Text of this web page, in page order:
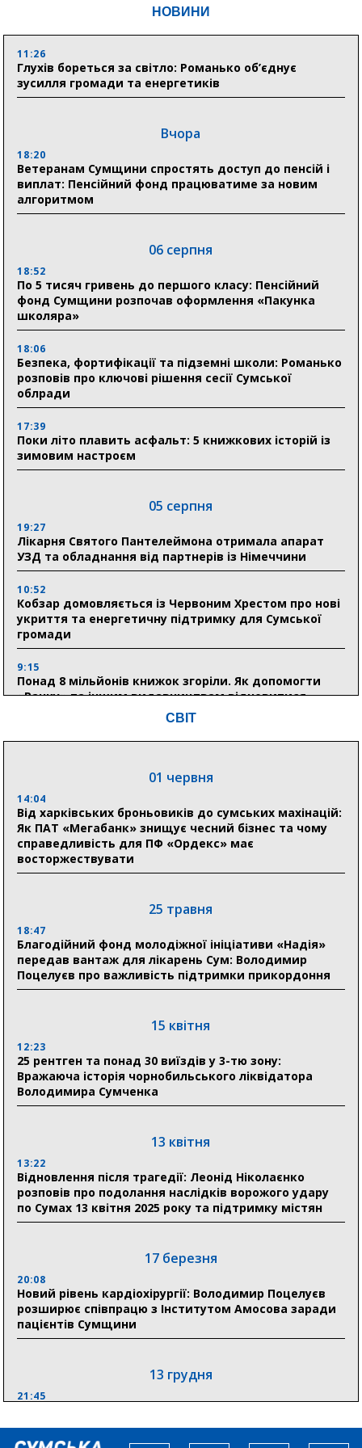
НОВИНИ
11:26
Глухів бореться за світло: Романько об’єднує
зусилля громади та енергетиків
Вчора
18:20
Ветеранам Сумщини спростять доступ до пенсій і
виплат: Пенсійний фонд працюватиме за новим
алгоритмом
06 серпня
18:52
По 5 тисяч гривень до першого класу: Пенсійний
фонд Сумщини розпочав оформлення «Пакунка
школяра»
18:06
Безпека, фортифікації та підземні школи: Романько
розповів про ключові рішення сесії Сумської
облради
17:39
Поки літо плавить асфальт: 5 книжкових історій із
зимовим настроєм
05 серпня
19:27
Лікарня Святого Пантелеймона отримала апарат
УЗД та обладнання від партнерів із Німеччини
10:52
Кобзар домовляється із Червоним Хрестом про нові
укриття та енергетичну підтримку для Сумської
громади
9:15
Понад 8 мільйонів книжок згоріли. Як допомогти
«Ранку» та іншим видавництвам відновитися
04 серпня
Пенсійний фонд Сумщини спрямував 0,2 млрд грн
на пенсії, страхові виплати та підтримку
прифронтових громад
прифронтової Сумщини: перша група оздоровилася
в Австрії
18:30
Ніколаєнко: у Сумах погодили 115 компенсацій на
відновлення житла майже на 6,6 млн грн
21:01
До 19 400 гривень на паливо: Пенсійний фонд
Сумщини пояснив, як отримати допомогу на зиму
«Укрексімбанк» припиняє виплату пенсій: у
людям
11:00
Артем Кобзар вручив родинам 20 полеглих Героїв
19:38
Сумська клінічна лікарня Святого Пантелеймона
здобула головну відзнаку в медичній сфері України
СВІТ
01 червня
14:04
Від харківських броньовиків до сумських махінацій:
Як ПАТ «Мегабанк» знищує чесний бізнес та чому
справедливість для ПФ «Ордекс» має
восторжествувати
25 травня
18:47
Благодійний фонд молодіжної ініціативи «Надія»
передав вантаж для лікарень Сум: Володимир
Поцелуєв про важливість підтримки прикордоння
15 квітня
12:23
25 рентген та понад 30 виїздів у 3-тю зону:
Вражаюча історія чорнобильського ліквідатора
Володимира Сумченка
13 квітня
13:22
Відновлення після трагедії: Леонід Ніколаєнко
розповів про подолання наслідків ворожого удару
по Сумах 13 квітня 2025 року та підтримку містян
17 березня
20:08
Новий рівень кардіохірургії: Володимир Поцелуєв
розширює співпрацю з Інститутом Амосова заради
пацієнтів Сумщини
13 грудня
21:45
збільшити завантаження стратегічних українських
виробників”, – нардеп Максим Гузенко